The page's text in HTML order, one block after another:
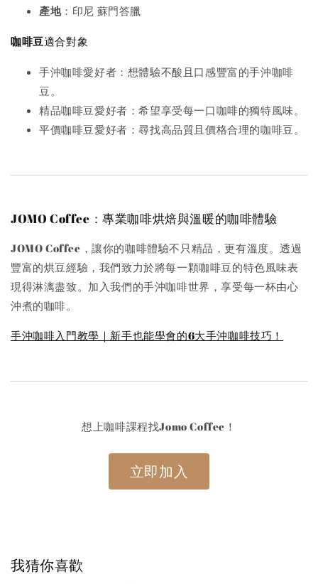
產地：印尼 蘇門答臘
咖啡豆適合對象
手沖咖啡愛好者：想體驗不酸且口感豐富的手沖咖啡
豆。
精品咖啡豆愛好者：希望享受每一口咖啡的獨特風味。
平價咖啡豆愛好者：尋找高品質且價格合理的咖啡豆。
JOMO Coffee：專業咖啡烘焙與溫暖的咖啡體驗
JOMO Coffee，讓你的咖啡體驗不只精品，更有溫度。透過
豐富的烘豆經驗，我們致力於將每一顆咖啡豆的特色風味表
現得淋漓盡致。加入我們的手沖咖啡世界，享受每一杯由心
沖煮的咖啡。
手沖咖啡入門教學｜新手也能學會的6大手沖咖啡技巧！
想上咖啡課程找Jomo Coffee！
立即加入
我猜你喜歡